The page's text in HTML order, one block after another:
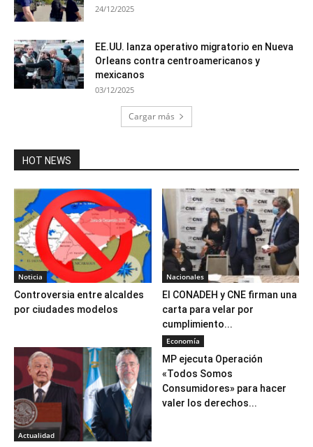
24/12/2025
EE.UU. lanza operativo migratorio en Nueva
Orleans contra centroamericanos y
mexicanos
03/12/2025
Cargar más
HOT NEWS
Noticia
Controversia entre alcaldes
por ciudades modelos
Nacionales
El CONADEH y CNE firman una
carta para velar por
cumplimiento...
Actualidad
Economía
MP ejecuta Operación
«Todos Somos
Consumidores» para hacer
valer los derechos...